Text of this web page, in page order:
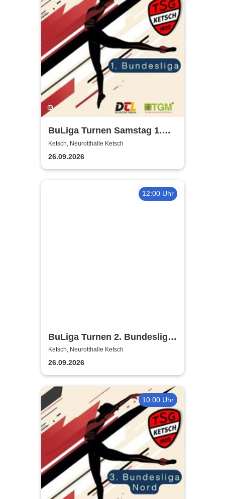
BuLiga Turnen Samstag 1.
Bundesliga | Neurotthalle
Ketsch
Ketsch, Neurotthalle Ketsch
26.09.2026
12:00 Uhr
BuLiga Turnen 2. Bundesliga
| Neurotthalle Ketsch
Ketsch, Neurotthalle Ketsch
26.09.2026
10:00 Uhr